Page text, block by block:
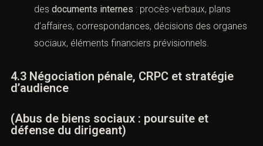
des documents internes : procès-verbaux, plans
d’affaires, correspondances, décisions des organes
sociaux, éléments financiers prévisionnels.
4.3 Négociation pénale, CRPC et stratégie
d’audience
(Abus de biens sociaux : poursuite et
défense du dirigeant)